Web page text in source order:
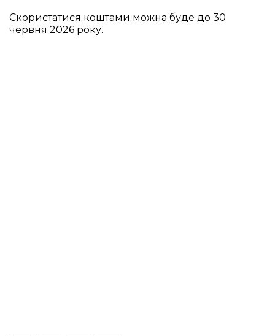
Скористатися коштами можна буде до 30
червня 2026 року.